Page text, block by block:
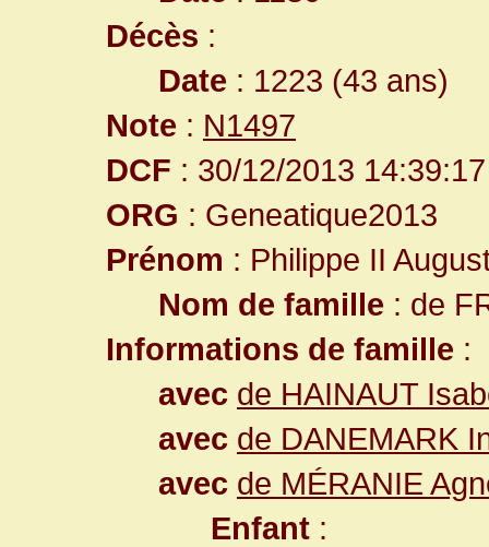
Décès :
Date : 1223 (43 ans)
Note : N1497
DCF : 30/12/2013 14:39:17
ORG : Geneatique2013
Prénom : Philippe II
Nom de famille : de
Informations de famille :
avec de HAINAUT
avec de DANEMARK
avec de MÉRANIE
Enfant :